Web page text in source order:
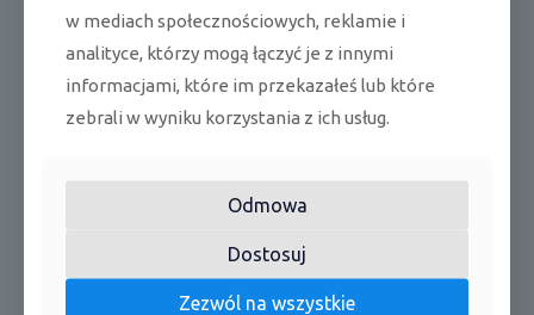
Sterowanie Wi-Fi (opcja)*
Sterowanie przewodowe (opcja)
w mediach społecznościowych, reklamie i
analityce, którzy mogą łączyć je z innymi
informacjami, które im przekazałeś lub które
zebrali w wyniku korzystania z ich usług.
Odmowa
Dostosuj
Zezwól na wszystkie